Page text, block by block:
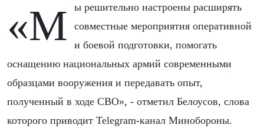
«Мы решительно настроены расширять
совместные мероприятия оперативной
и боевой подготовки, помогать
оснащению национальных армий современными
образцами вооружения и передавать опыт,
полученный в ходе СВО», - отметил Белоусов, слова
которого приводит Telegram-канал Минобороны.